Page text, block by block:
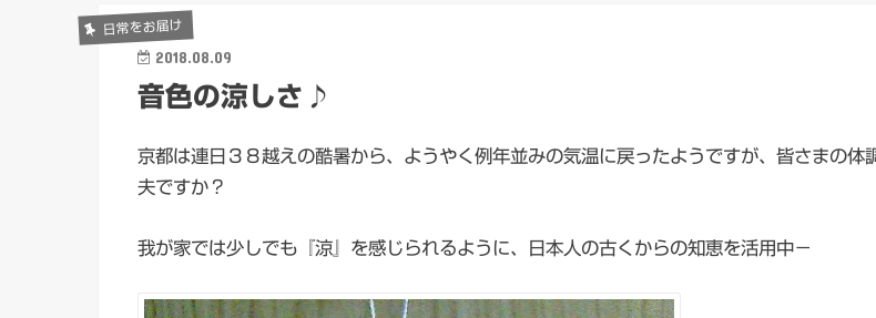
日常をお届け
2018.08.09
音色の涼しさ♪
京都は連日３８越えの酷暑から、ようやく例年並みの気温に戻ったようですが、皆さまの体
夫ですか？
我が家では少しでも『涼』を感じられるように、日本人の古くからの知恵を活用中－